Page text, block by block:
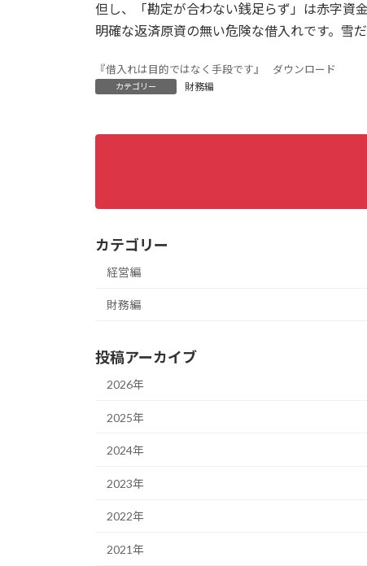
但し、「勘定が合わない銭足らず」は赤字資金
明確な返済原資の無い危険な借入れです。雪
『借入れは目的ではなく手段です』 ダウンロード
カテゴリー 財務編
カテゴリー
経営編
財務編
投稿アーカイブ
2026年
2025年
2024年
2023年
2022年
2021年